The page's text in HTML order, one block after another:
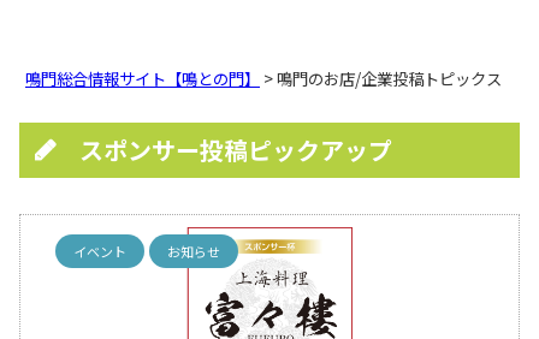
鳴門総合情報サイト【鳴との門】 > 鳴門のお店/企業投稿トピックス
スポンサー投稿ピックアップ
イベント お知らせ